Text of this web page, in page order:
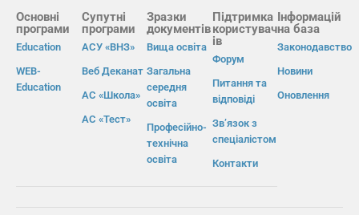
Основні
програми
Education
WEB-
Education
Супутні
програми
АСУ «ВНЗ»
Веб Деканат
АС «Школа»
АС «Тест»
Зразки
документів
Вища освіта
Загальна
середня
освіта
Професійно-
технічна
освіта
Підтримка
користувач
ів
Форум
Питання та
відповіді
Зв’язок з
спеціалістом
Контакти
Інформацій
на база
Законодавство
Новини
Оновлення